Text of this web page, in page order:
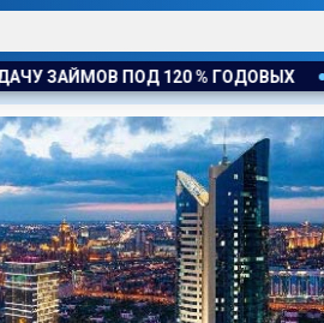
К ЧЕМУ ПРИДЁТ СУД?